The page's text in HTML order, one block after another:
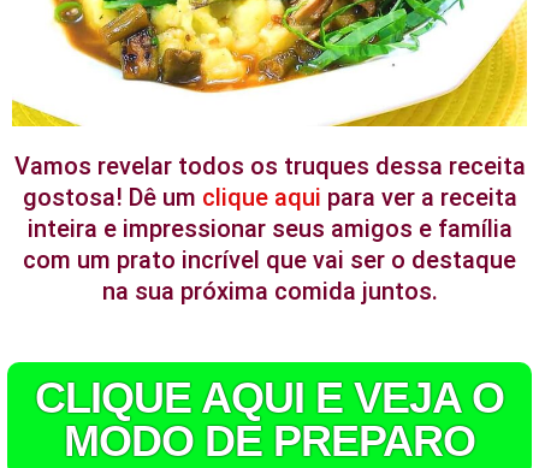
Vamos revelar todos os truques dessa receita
gostosa! Dê um clique aqui para ver a receita
inteira e impressionar seus amigos e família
com um prato incrível que vai ser o destaque
na sua próxima comida juntos.
CLIQUE AQUI E VEJA O
MODO DE PREPARO